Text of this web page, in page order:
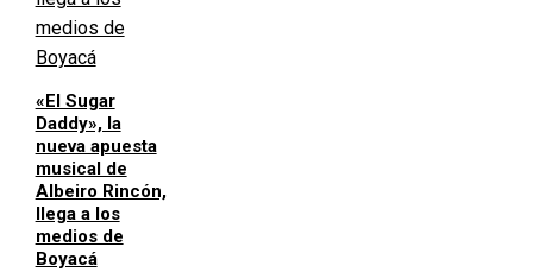
«El Sugar
Daddy», la
nueva apuesta
musical de
Albeiro Rincón,
llega a los
medios de
Boyacá